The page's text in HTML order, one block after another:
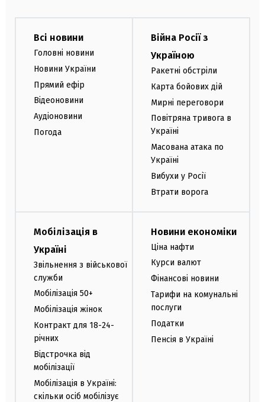
забавка українською мовою, яка виникла після
широкої популярності американської Wordle.
Також трапляються головоломки, в яких треба
відкрити всі клітинки на панелі, крім
замінованих. Є й цікаві варіанти про іншу
цивілізацію та логічне розставляння цифр.
Які спортивні ігри є на 24
Серед спортивних багато аркадних. Зокрема, в
в змаганнях, в іншій - закидаєте м’яч в кільце
на баскетболі. В третіх – граєте у футбол,
забиваючи пенальті чи штрафні удари.
Та яку б розвагу ви не обрали, вона буде
корисною для когнітивних здібностей, уваги,
логіки чи психологічного відновлення. Тож ігри
онлайн - це чудова можливість прокачати
мозок та відпочити.
Всі новини
Головні новини
Новини України
Прямий ефір
Відеоновини
Аудіоновини
Погода
Війна Росії з
Україною
Ракетні обстріли
Карта бойових дій
Мирні переговори
Повітряна тривога в
Україні
Масована атака по
Україні
Вибухи у Росії
Втрати ворога
Мобілізація в
Україні
Звільнення з військової
служби
Мобілізація 50+
Мобілізація жінок
Контракт для 18-24-
річних
Відстрочка від
мобілізації
Мобілізація в Україні:
скільки осіб мобілізує
Новини економіки
Ціна нафти
Курси валют
Фінансові новини
Тарифи на комунальні
послуги
Податки
Пенсія в Україні